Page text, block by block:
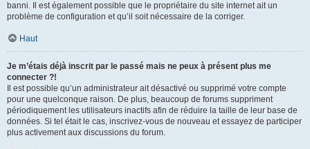
banni. Il est également possible que le propriétaire du site internet ait un
problème de configuration et qu’il soit nécessaire de la corriger.
Haut
Je m’étais déjà inscrit par le passé mais ne peux à présent plus me
connecter ?!
Il est possible qu’un administrateur ait désactivé ou supprimé votre compte
pour une quelconque raison. De plus, beaucoup de forums suppriment
périodiquement les utilisateurs inactifs afin de réduire la taille de leur base de
données. Si tel était le cas, inscrivez-vous de nouveau et essayez de participer
plus activement aux discussions du forum.